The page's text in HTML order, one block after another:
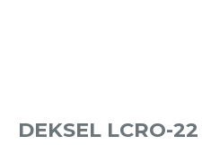
DEKSEL LCRO-